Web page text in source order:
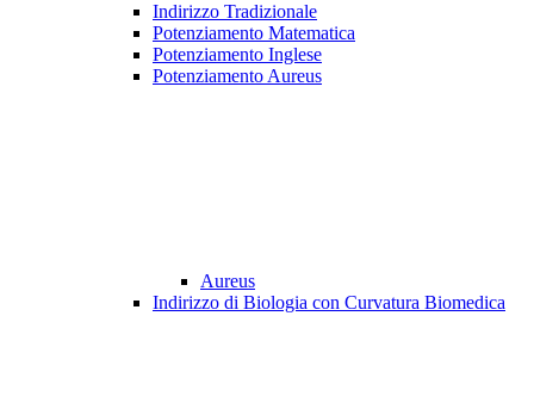
Indirizzo Tradizionale
Potenziamento Matematica
Potenziamento Inglese
Potenziamento Aureus
Aureus
Indirizzo di Biologia con Curvatura Biomedica